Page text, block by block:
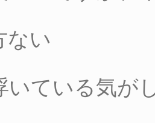
ない
いている気が